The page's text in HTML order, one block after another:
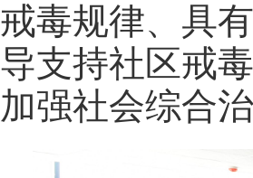
戒毒规律、具
导支持社区戒
加强社会综合